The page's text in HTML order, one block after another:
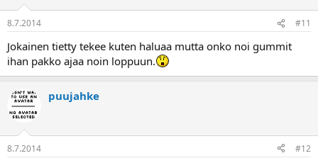
8.7.2014 #11
Jokainen tietty tekee kuten haluaa mutta onko noi gummit
ihan pakko ajaa noin loppuun.
puujahke
8.7.2014 #12